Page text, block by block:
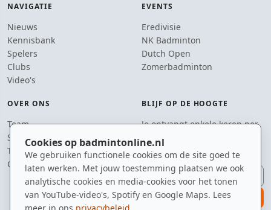
Cookies op badmintonline.nl
We gebruiken functionele cookies om de site goed te
laten werken. Met jouw toestemming plaatsen we ook
analytische cookies en media-cookies voor het tonen
van YouTube-video's, Spotify en Google Maps. Lees
NAVIGATIE
Nieuws
Kennisbank
Spelers
Clubs
Video's
EVENTS
Eredivisie
NK Badminton
Dutch Open
Zomerbadminton
OVER ONS
Team
Supporters
Tip de redactie
Contact
BLIJF OP DE HOOGTE
Je ontvangt enkele keren per
jaar een e-mail met het
laatste badmintonnieuws.
E-mailadres
aanmelden